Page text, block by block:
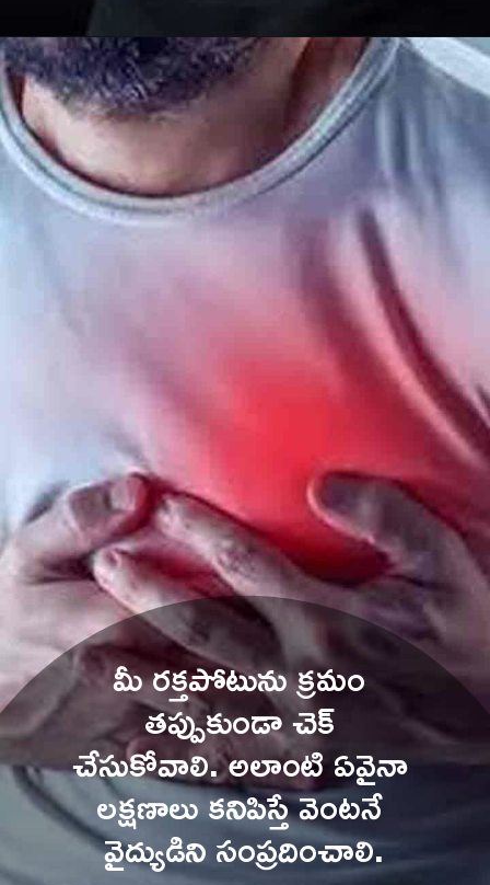
మీ రక్తపోటును క్రమం
తప్పుకుండా చెక్
చేసుకోవాలి. అలాంటి ఏవైనా
లక్షణాలు కనిపిస్తే వెంటనే
వైద్యుడిని సంప్రదించాలి.